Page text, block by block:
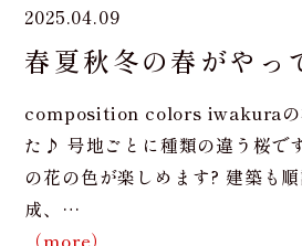
2025.04.09
春夏秋冬の春がやっ
composition colors iwakuraの
た♪ 号地ごとに種類の違う桜で
の花の色が楽しめます? 建築も
成、…